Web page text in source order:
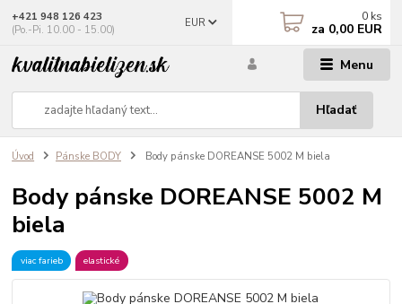
Menu
EUR
Hľadať
+421 948 126 423
(Po.-Pi. 10.00 - 15.00)
0 ks
za 0,00 EUR
Úvod Pánske BODY Body pánske DOREANSE 5002 M biela
Body pánske DOREANSE 5002 M
biela
viac farieb elastické